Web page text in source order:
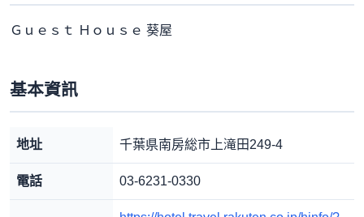
Ｇｕｅｓｔ Ｈｏｕｓｅ 葵屋
基本資訊
地址 千葉県南房総市上滝田249-4
電話 03-6231-0330